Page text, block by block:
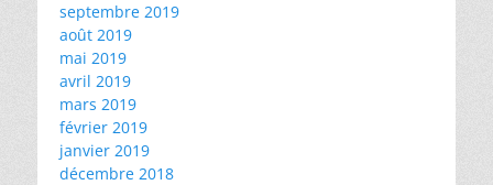
septembre 2019
août 2019
mai 2019
avril 2019
mars 2019
février 2019
janvier 2019
décembre 2018